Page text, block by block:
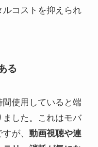
コストを抑えられ
る
使用していると端
した。これはモバ
が、 動画視聴や連